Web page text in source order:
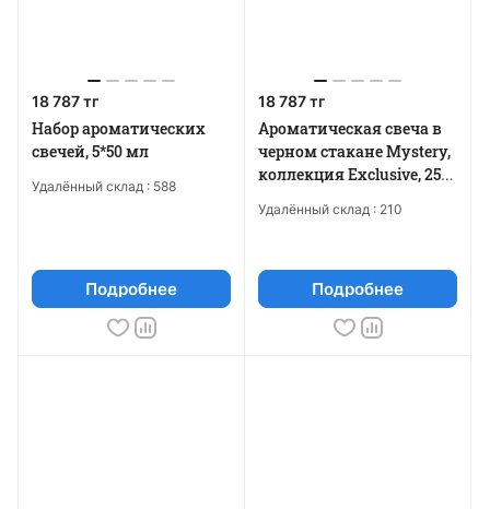
18 787 тг
Набор ароматических
свечей, 5*50 мл
Удалённый склад : 588
Подробнее
18 787 тг
Ароматическая свеча в
черном стакане Mystery,
коллекция Exclusive, 250
Удалённый склад : 210
Подробнее